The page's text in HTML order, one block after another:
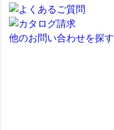
他のお問い合わせを探す